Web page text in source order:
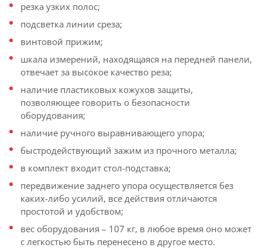
резка узких полос;
подсветка линии среза;
винтовой прижим;
шкала измерений, находящаяся на передней панели,
отвечает за высокое качество реза;
наличие пластиковых кожухов защиты,
позволяющее говорить о безопасности
оборудования;
наличие ручного выравнивающего упора;
быстродействующий зажим из прочного металла;
в комплект входит стол-подставка;
передвижение заднего упора осуществляется без
каких-либо усилий, все действия отличаются
простотой и удобством;
вес оборудования – 107 кг, в любое время оно может
с легкостью быть перенесено в другое место.